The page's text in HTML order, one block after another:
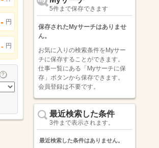
- 円
- 円
5件まで保存できます
保存されたMyサーチはありませ
ん。
お気に入りの検索条件をMyサー
チに保存することができます。
仕事一覧にある「Myサーチに保
存」ボタンから保存できます。
会員登録は不要です。
最近検索した条件
3件まで表示されます。
最近検索した条件はありません。